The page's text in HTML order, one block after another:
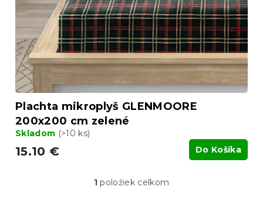
o
u
k
o
Plachta mikroplyš GLENMOORE
200x200 cm zelené
Skladom (>10 ks)
15.10 € Do Košíka
O
1 položiek celkom